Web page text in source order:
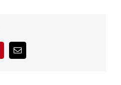
PinterestCorreo
electrónico